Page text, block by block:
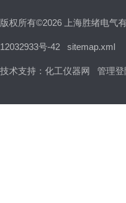
版权所有©2026 上海胜绪电气
12032933号-42 sitemap.xml
技术支持： 化工仪器网 管理登